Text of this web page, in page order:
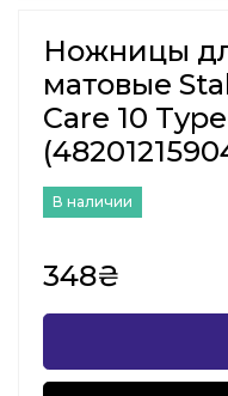
Ножницы
матовые
Care 10
В наличии
348₴